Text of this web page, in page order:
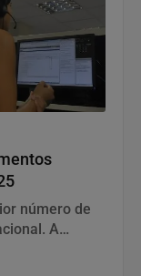
número de
A